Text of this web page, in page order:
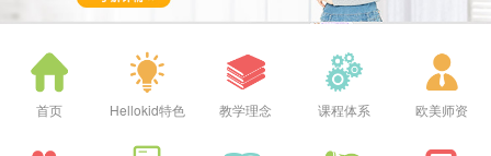
首页 Hellokid特色 教学理念 课程体系 欧美师资